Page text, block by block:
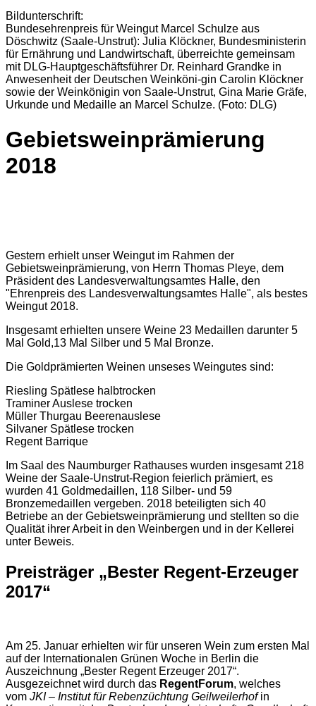
Bildunterschrift:
Bundesehrenpreis für Weingut Marcel Schulze aus
Döschwitz (Saale-Unstrut): Julia Klöckner, Bundesministerin
für Ernährung und Landwirtschaft, überreichte gemeinsam
mit DLG-Hauptgeschäftsführer Dr. Reinhard Grandke in
Anwesenheit der Deutschen Weinköni-gin Carolin Klöckner
sowie der Weinkönigin von Saale-Unstrut, Gina Marie Gräfe,
Urkunde und Medaille an Marcel Schulze. (Foto: DLG)
Gebietsweinprämierung
2018
Gestern erhielt unser Weingut im Rahmen der
Gebietsweinprämierung, von Herrn Thomas Pleye, dem
Präsident des Landesverwaltungsamtes Halle, den
"Ehrenpreis des Landesverwaltungsamtes Halle", als bestes
Weingut 2018.
Insgesamt erhielten unsere Weine 23 Medaillen darunter 5
Mal Gold,13 Mal Silber und 5 Mal Bronze.
Die Goldprämierten Weinen unseses Weingutes sind:
Riesling Spätlese halbtrocken
Traminer Auslese trocken
Müller Thurgau Beerenauslese
Silvaner Spätlese trocken
Regent Barrique
Im Saal des Naumburger Rathauses wurden insgesamt 218
Weine der Saale-Unstrut-Region feierlich prämiert, es
wurden 41 Goldmedaillen, 118 Silber- und 59
Bronzemedaillen vergeben. 2018 beteiligten sich 40
Betriebe an der Gebietsweinprämierung und stellten so die
Qualität ihrer Arbeit in den Weinbergen und in der Kellerei
unter Beweis.
Preisträger „Bester Regent-Erzeuger
2017“
Am 25. Januar erhielten wir für unseren Wein zum ersten Mal
auf der Internationalen Grünen Woche in Berlin die
Auszeichnung „Bester Regent Erzeuger 2017“.
Ausgezeichnet wird durch das RegentForum, welches
vom JKI – Institut für Rebenzüchtung Geilweilerhofin